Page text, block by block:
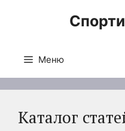
Меню
Каталог